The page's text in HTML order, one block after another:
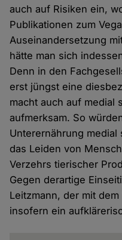
auch auf Risiken ein,
Publikationen zum
Auseinandersetzung
hätte man sich
Denn in den
erst jüngst eine
macht auch auf medial
aufmerksam. So
Unterernährung medial
das Leiden von
Verzehrs tierischer
Gegen derartige
Leitzmann, der mit
insofern ein